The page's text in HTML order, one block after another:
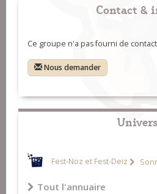
Contact &
Ce groupe n'a pas fourni de
Nous demander
Univers
Fest-Noz et Fest-Deiz
Tout l'annuaire